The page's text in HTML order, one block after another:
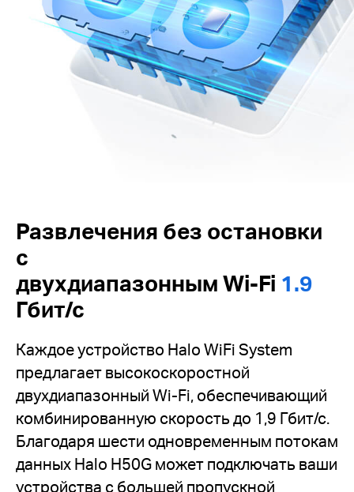
Развлечения без остановки
с
двухдиапазонным Wi-Fi 1.9
Гбит/с
Каждое устройство Halo WiFi System
предлагает высокоскоростной
двухдиапазонный Wi-Fi, обеспечивающий
комбинированную скорость до 1,9 Гбит/с.
Благодаря шести одновременным потокам
данных Halo H50G может подключать ваши
устройства c большей пропускной